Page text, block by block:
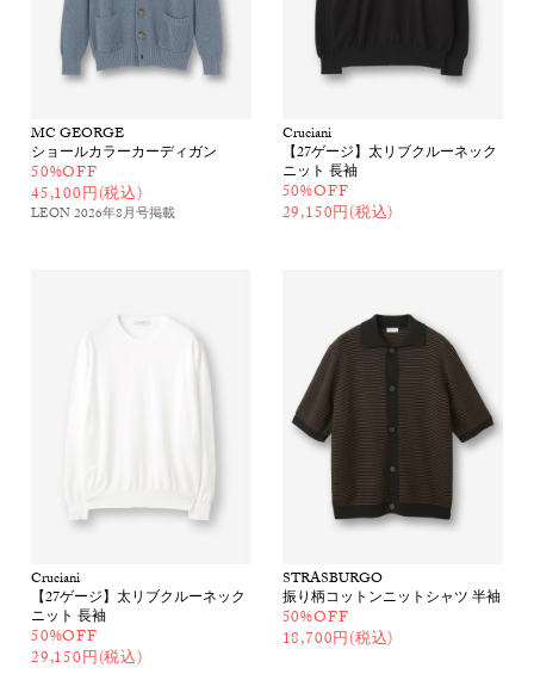
MC GEORGE
ショールカラーカーディガン
50%OFF
45,100円(税込)
LEON 2026年8月号掲載
Cruciani
【27ゲージ】太リブクルーネック
ニット 長袖
50%OFF
29,150円(税込)
Cruciani
【27ゲージ】太リブクルーネック
ニット 長袖
50%OFF
29,150円(税込)
STRASBURGO
振り柄コットンニットシャツ 半袖
50%OFF
18,700円(税込)